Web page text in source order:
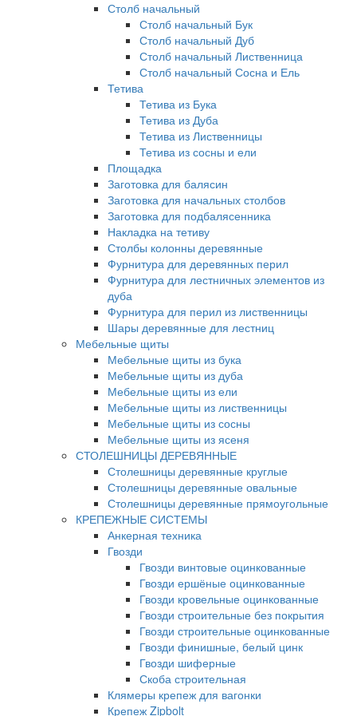
Столб начальный
Столб начальный Бук
Столб начальный Дуб
Столб начальный Лиственница
Столб начальный Сосна и Ель
Тетива
Тетива из Бука
Тетива из Дуба
Тетива из Лиственницы
Тетива из сосны и ели
Площадка
Заготовка для балясин
Заготовка для начальных столбов
Заготовка для подбалясенника
Накладка на тетиву
Столбы колонны деревянные
Фурнитура для деревянных перил
Фурнитура для лестничных элементов из
дуба
Фурнитура для перил из лиственницы
Шары деревянные для лестниц
Мебельные щиты
Мебельные щиты из бука
Мебельные щиты из дуба
Мебельные щиты из ели
Мебельные щиты из лиственницы
Мебельные щиты из сосны
Мебельные щиты из ясеня
СТОЛЕШНИЦЫ ДЕРЕВЯННЫЕ
Столешницы деревянные круглые
Столешницы деревянные овальные
Столешницы деревянные прямоугольные
КРЕПЕЖНЫЕ СИСТЕМЫ
Анкерная техника
Гвозди
Гвозди винтовые оцинкованные
Гвозди ершёные оцинкованные
Гвозди кровельные оцинкованные
Гвозди строительные без покрытия
Гвозди строительные оцинкованные
Гвозди финишные, белый цинк
Гвозди шиферные
Скоба строительная
Клямеры крепеж для вагонки
Крепеж Zipbolt